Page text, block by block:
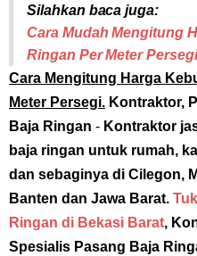
Silahkan baca juga:
Cara Mudah Mengitung
Ringan Per Meter Persegi
Cara Mengitung Harga
Meter Persegi. Kontraktor,
Baja Ringan - Kontraktor
baja ringan untuk rumah,
dan sebaginya di Cilegon,
Banten dan Jawa Barat.
Ringan di Bekasi Barat,
Spesialis Pasang Baja